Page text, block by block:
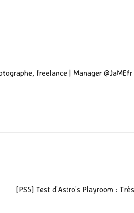
freelance | Manager @JaMEfr
[PS5] Test d’Astro’s Playroom :